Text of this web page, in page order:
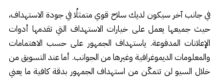
في جانب آخر سيكون لديك سلاح قوي متمثلُا في جودة الاستهداف،
حيث جميعها يعمل على خيارات الاستهداف التي تقدمها أدوات
الإعلانات المدفوعة. ياستهداف الجمهور على حسب الاهتمامات
والمعلومات الديموغرافية وغيرها من الجوانب. أما عند التسويق من
خلال السيو لن تتمكّن من استهداف الجمهور بدقة كافية ما يعني